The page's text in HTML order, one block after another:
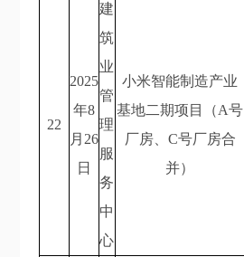
22
2025
年8
月26
日
建
筑
业
管
理
服
务
中
心
小米智能制造产业
基地二期项目（A号
厂房、C号厂房合
并）